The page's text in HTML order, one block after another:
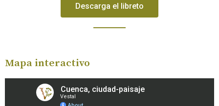
Descarga el libreto
Mapa interactivo